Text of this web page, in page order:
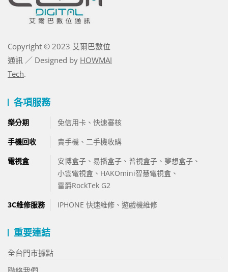
Copyright © 2023 艾爾巴數位
通訊 ／ Designed by HOWMAI
Tech.
各項服務
樂分期
免信用卡、快速審核
手機回收
賣手機、 二手機收購
電視盒
安博盒子 、 易播盒子 、 普視盒子 、 夢想盒子 、
小雲電視盒 、 HAKOmini智慧電視盒 、
雷爵RockTek G2
3C維修服務
IPHONE 快速維修 、 遊戲機維修
重要連結
全台門市據點